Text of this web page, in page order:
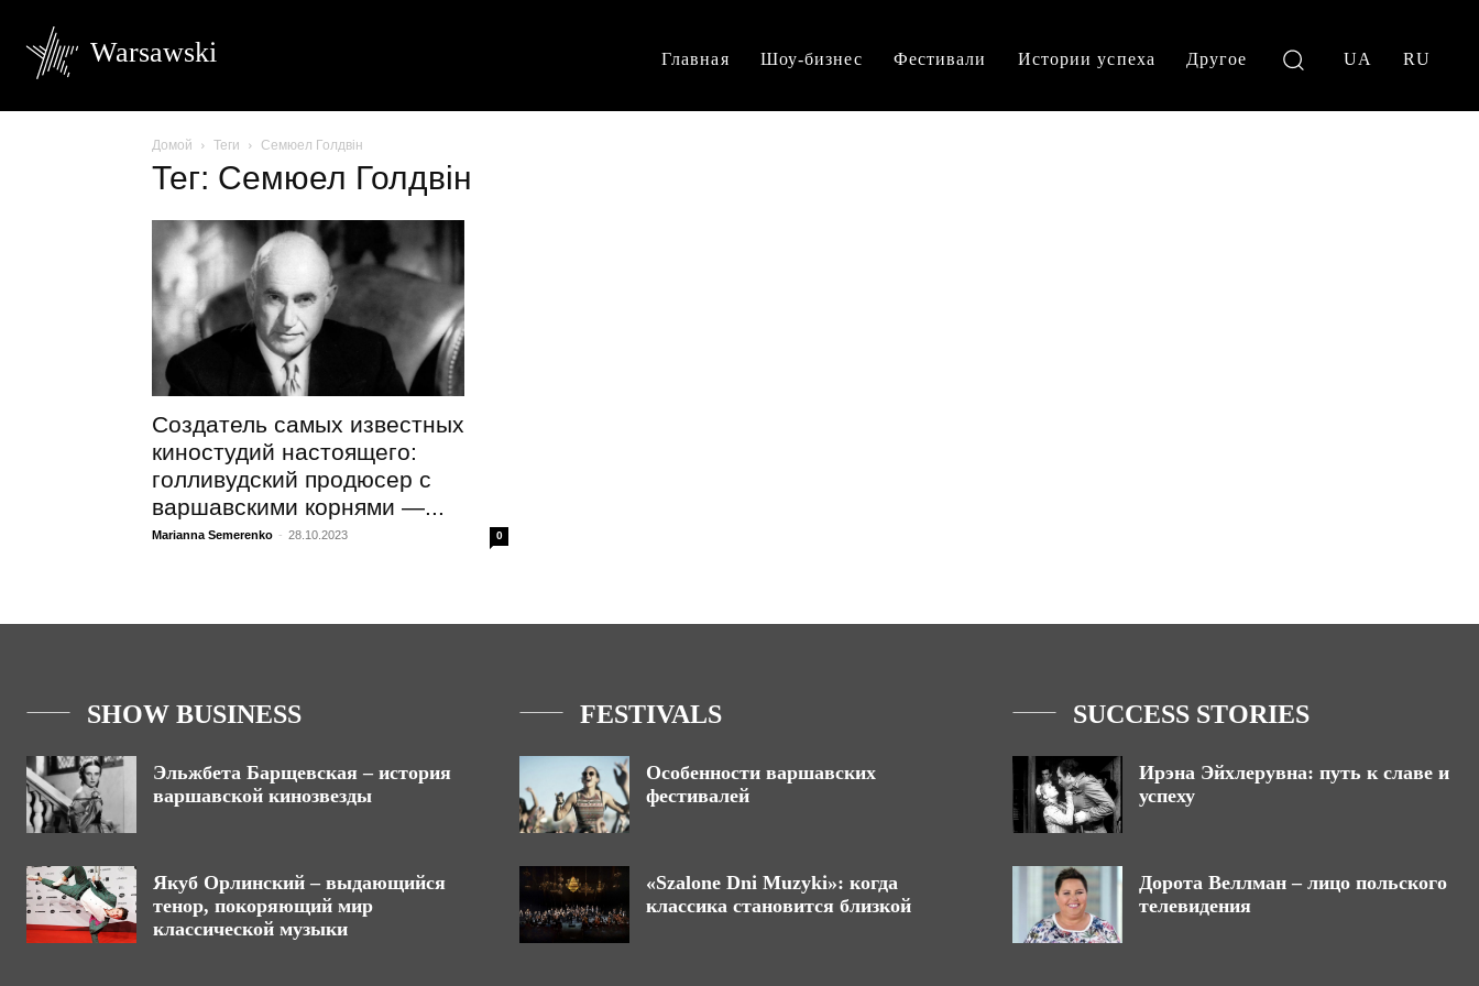
Warsawski Главная Шоу-бизнес Фестивали Истории успеха Другое UA RU
Домой Теги Семюел Голдвін
Тег: Семюел Голдвін
Создатель самых известных
киностудий настоящего:
голливудский продюсер с
варшавскими корнями —...
Marianna Semerenko - 28.10.2023 0
SHOW BUSINESS
Эльжбета Барщевская – история
варшавской кинозвезды
Якуб Орлинский – выдающийся
тенор, покоряющий мир
классической музыки
FESTIVALS
Особенности варшавских
фестивалей
«Szalone Dni Muzyki»: когда
классика становится близкой
SUCCESS STORIES
Ирэна Эйхлерувна: путь к славе и
успеху
Дорота Веллман – лицо польского
телевидения